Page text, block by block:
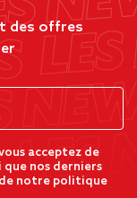
des offres
acceptez de
nos derniers
de notre politique